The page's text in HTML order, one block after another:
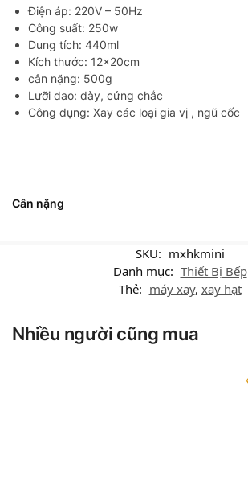
Điện áp: 220V – 50Hz
Công suất: 250w
Dung tích: 440ml
Kích thước: 12x20cm
cân nặng: 500g
Lưỡi dao: dày, cứng chắc
Công dụng: Xay các loại gia vị , ngũ cốc
Cân nặng
SKU: mxhkmini
Danh mục: Thiết Bị Bếp
Thẻ: máy xay, xay hạt
Nhiều người cũng mua